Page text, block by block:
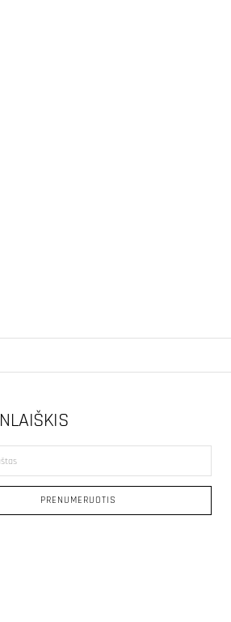
PRENUMERUOTIS